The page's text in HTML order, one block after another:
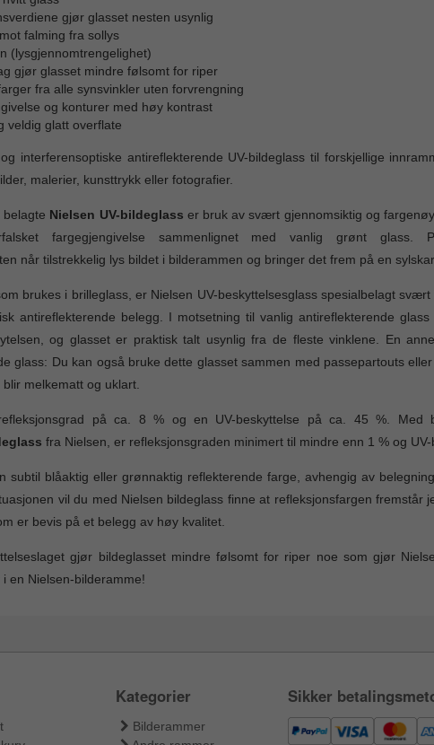
gjør glasset nesten usynlig
falming fra sollys
(lysgjennomtrengelighet)
gjør glasset mindre følsomt for riper
fra alle synsvinkler uten forvrengning
og konturer med høy kontrast
veldig glatt overflate
interferensoptiske antireflekterende UV-bildeglass til forskjellige
malerier, kunsttrykk eller fotografier.
belagte Nielsen UV-bildeglass er bruk av svært gjennomsiktig og
fargegjengivelse sammenlignet med vanlig grønt
når tilstrekkelig lys bildet i bilderammen og bringer det frem på en
brukes i brilleglass, er Nielsen UV-beskyttelsesglass spesialbelagt
antireflekterende belegg. I motsetning til vanlig antireflekterende
og glasset er praktisk talt usynlig fra de fleste vinklene. En
glass: Du kan også bruke dette glasset sammen med passepartouts
melkematt og uklart.
på ca. 8 % og en UV-beskyttelse på ca. 45 %. Med
fra Nielsen, er refleksjonsgraden minimert til mindre enn 1 % og
subtil blåaktig eller grønnaktig reflekterende farge, avhengig av
vil du med Nielsen bildeglass finne at refleksjonsfargen fremstår
er bevis på et belegg av høy kvalitet.
gjør bildeglasset mindre følsomt for riper noe som gjør
en Nielsen-bilderamme!
Kategorier
Bilderammer
Sikker